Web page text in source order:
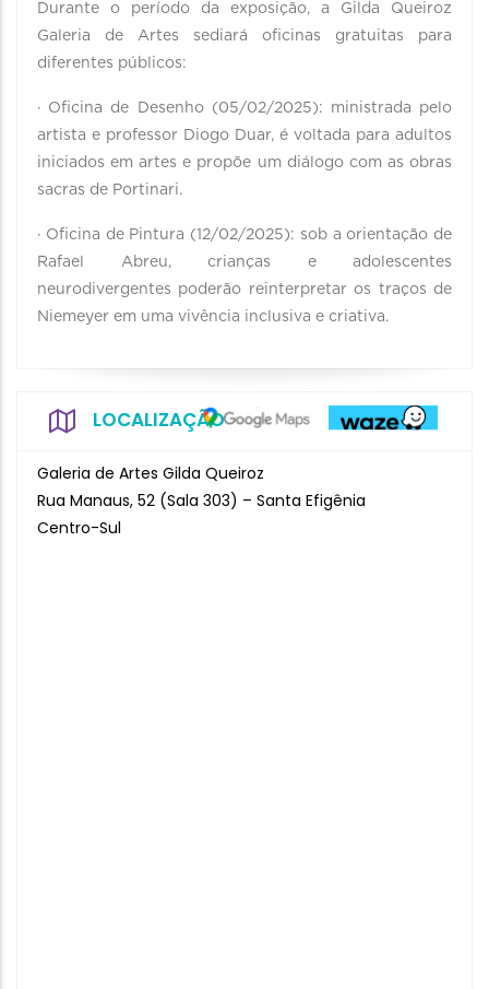
Durante o período da exposição, a Gilda Queiroz
Galeria de Artes sediará oficinas gratuitas para
diferentes públicos:
· Oficina de Desenho (05/02/2025): ministrada pelo
artista e professor Diogo Duar, é voltada para adultos
iniciados em artes e propõe um diálogo com as obras
sacras de Portinari.
· Oficina de Pintura (12/02/2025): sob a orientação de
Rafael Abreu, crianças e adolescentes
neurodivergentes poderão reinterpretar os traços de
Niemeyer em uma vivência inclusiva e criativa.
LOCALIZAÇÃO
Galeria de Artes Gilda Queiroz
Rua Manaus, 52 (Sala 303) – Santa Efigênia
Centro-Sul